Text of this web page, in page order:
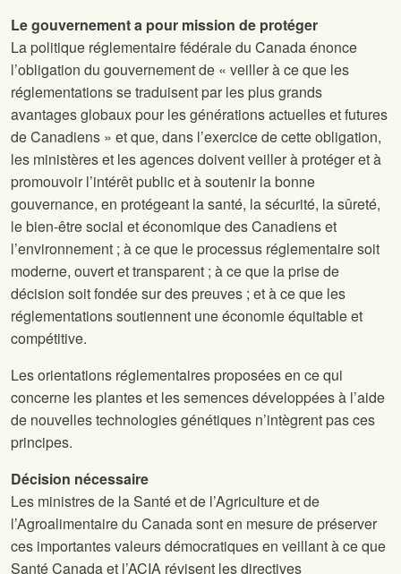
Le gouvernement a pour mission de protéger
La politique réglementaire fédérale du Canada énonce
l’obligation du gouvernement de « veiller à ce que les
réglementations se traduisent par les plus grands
avantages globaux pour les générations actuelles et futures
de Canadiens » et que, dans l’exercice de cette obligation,
les ministères et les agences doivent veiller à protéger et à
promouvoir l’intérêt public et à soutenir la bonne
gouvernance, en protégeant la santé, la sécurité, la sûreté,
le bien-être social et économique des Canadiens et
l’environnement ; à ce que le processus réglementaire soit
moderne, ouvert et transparent ; à ce que la prise de
décision soit fondée sur des preuves ; et à ce que les
réglementations soutiennent une économie équitable et
compétitive.
Les orientations réglementaires proposées en ce qui
concerne les plantes et les semences développées à l’aide
de nouvelles technologies génétiques n’intègrent pas ces
principes.
Décision nécessaire
Les ministres de la Santé et de l’Agriculture et de
l’Agroalimentaire du Canada sont en mesure de préserver
ces importantes valeurs démocratiques en veillant à ce que
Santé Canada et l’ACIA révisent les directives